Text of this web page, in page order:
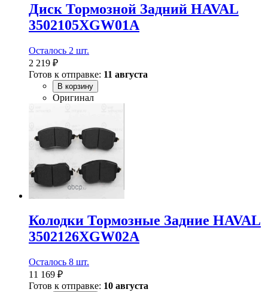
Диск Тормозной Задний HAVAL
3502105XGW01A
Осталось 2 шт.
2 219 ₽
Готов к отправке: 11 августа
В корзину
Оригинал
Колодки Тормозные Задние HAVAL
3502126XGW02A
Осталось 8 шт.
11 169 ₽
Готов к отправке: 10 августа